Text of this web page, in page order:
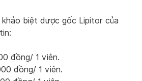
biệt dược gốc Lipitor của
đồng/ 1 viên.
đồng/ 1 viên.